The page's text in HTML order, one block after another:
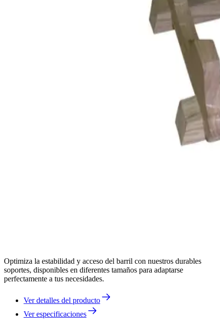
Optimiza la estabilidad y acceso del barril con nuestros durables
soportes, disponibles en diferentes tamaños para adaptarse
perfectamente a tus necesidades.
Ver detalles del producto
Ver especificaciones